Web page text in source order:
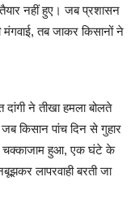
नहीं हुए। जब प्रशासन
मंगवाई, तब जाकर किसानों ने
दांगी ने तीखा हमला बोलते
किसान पांच दिन से गुहार
चक्काजाम हुआ, एक घंटे के
लापरवाही बरती जा